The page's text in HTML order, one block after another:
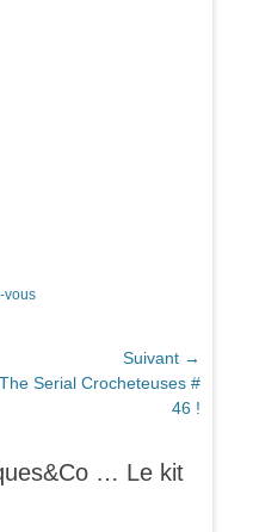
vous
Suivant →
The Serial Crocheteuses #
46 !
… Le kit